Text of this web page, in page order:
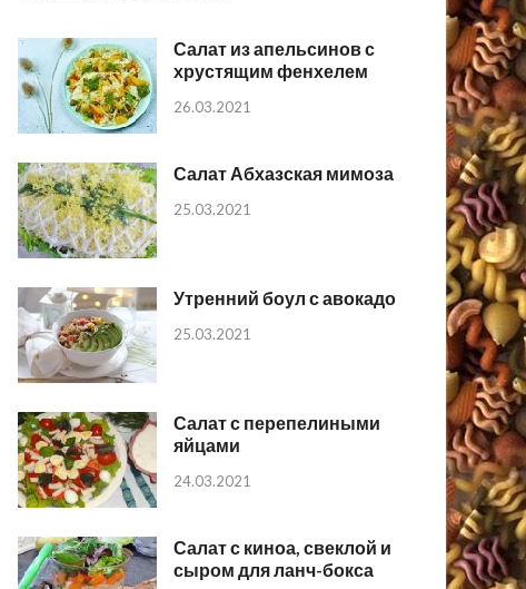
Салат из апельсинов с
хрустящим фенхелем
26.03.2021
Салат Абхазская мимоза
25.03.2021
Утренний боул с авокадо
25.03.2021
Салат с перепелиными
яйцами
24.03.2021
Салат с киноа, свеклой и
сыром для ланч-бокса